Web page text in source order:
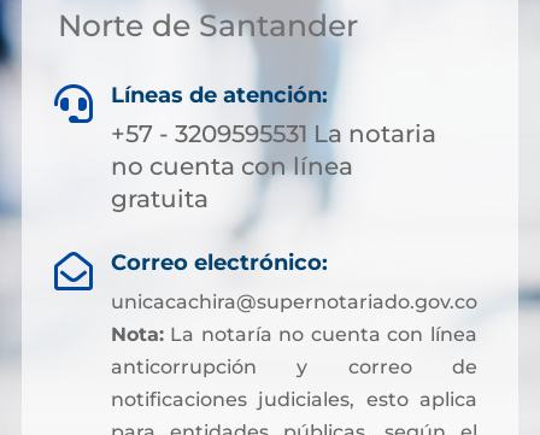
Norte de Santander
 Líneas de atención:
+57 - 3209595531 La notaria
no cuenta con línea
gratuita
 Correo electrónico:
unicacachira@supernotariado.gov.co
Nota:La notaría no cuenta con línea
anticorrupción y correo de
notificaciones judiciales, esto aplica